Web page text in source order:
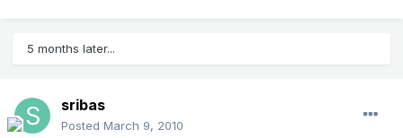
5 months later...
sribas
Posted March 9, 2010